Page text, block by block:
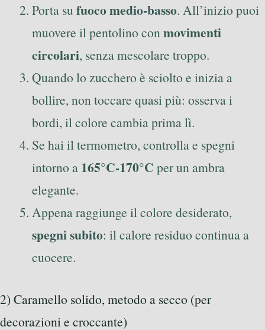
Porta su fuoco medio-basso. All’inizio puoi
muovere il pentolino conmovimenti
circolari, senza mescolare troppo.
Quando lo zucchero è sciolto e inizia a
bollire, non toccare quasi più: osserva i
bordi, il colore cambia prima lì.
Se hai il termometro, controlla e spegni
intorno a 165°C-170°C per un ambra
elegante.
Appena raggiunge il colore desiderato,
spegni subito: il calore residuo continua a
cuocere.
2) Caramello solido, metodo a secco (per
decorazioni e croccante)